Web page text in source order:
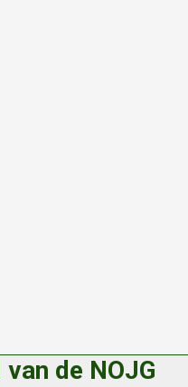
de NOJG